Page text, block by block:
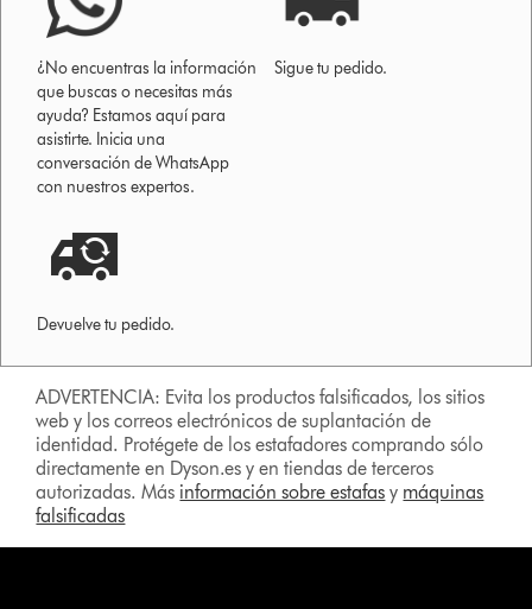
¿No encuentras la información
que buscas o necesitas más
ayuda? Estamos aquí para
asistirte. Inicia una
conversación de WhatsApp
con nuestros expertos.
Sigue tu pedido.
Devuelve tu pedido.
ADVERTENCIA: Evita los productos falsificados, los sitios
web y los correos electrónicos de suplantación de
identidad. Protégete de los estafadores comprando sólo
directamente en Dyson.es y en tiendas de terceros
autorizadas. Más información sobre estafas y máquinas
falsificadas